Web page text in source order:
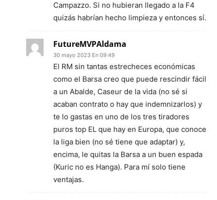
Campazzo. Si no hubieran llegado a la F4
quizás habrían hecho limpieza y entonces sí.
FutureMVPAldama
30 mayo 2023 En 09:49
El RM sin tantas estrecheces económicas
como el Barsa creo que puede rescindir fácil
a un Abalde, Caseur de la vida (no sé si
acaban contrato o hay que indemnizarlos) y
te lo gastas en uno de los tres tiradores
puros top EL que hay en Europa, que conoce
la liga bien (no sé tiene que adaptar) y,
encima, le quitas la Barsa a un buen espada
(Kuric no es Hanga). Para mí solo tiene
ventajas.